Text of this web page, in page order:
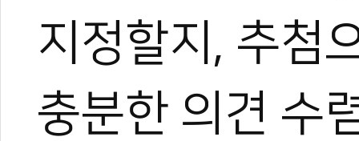
지정할지, 추첨
충분한 의견 수